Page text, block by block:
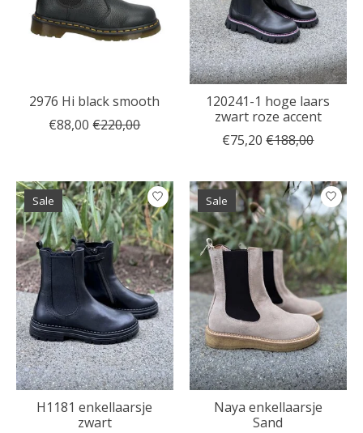
2976 Hi black smooth
€88,00 €220,00
120241-1 hoge laars
zwart roze accent
€75,20 €188,00
Sale
H1181 enkellaarsje
zwart
Sale
Naya enkellaarsje
Sand